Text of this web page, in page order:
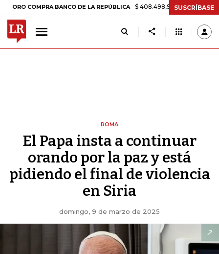
BANCO DE LA REPÚBLICA $ 408.498,97 +$ 8.753,81 +2,19%
SUSCRÍBASE
ROMA
El Papa insta a continuar
orando por la paz y está
pidiendo el final de violencia
en Siria
domingo, 9 de marzo de 2025